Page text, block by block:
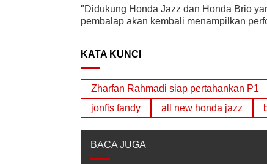
"Didukung Honda Jazz dan Honda Brio
pembalap akan kembali menampilkan
KATA KUNCI
Zharfan Rahmadi siap pertahankan P1
jonfis fandy
all new honda jazz
BACA JUGA